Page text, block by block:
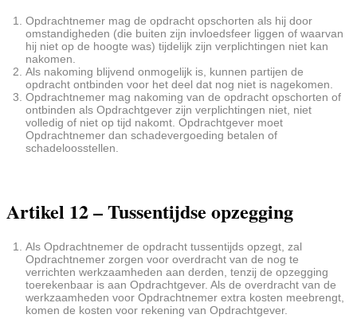
Opdrachtnemer mag de opdracht opschorten als hij door
omstandigheden (die buiten zijn invloedsfeer liggen of waarvan
hij niet op de hoogte was) tijdelijk zijn verplichtingen niet kan
nakomen.
Als nakoming blijvend onmogelijk is, kunnen partijen de
opdracht ontbinden voor het deel dat nog niet is nagekomen.
Opdrachtnemer mag nakoming van de opdracht opschorten of
ontbinden als Opdrachtgever zijn verplichtingen niet, niet
volledig of niet op tijd nakomt. Opdrachtgever moet
Opdrachtnemer dan schadevergoeding betalen of
schadeloosstellen.
Artikel 12 – Tussentijdse opzegging
Als Opdrachtnemer de opdracht tussentijds opzegt, zal
Opdrachtnemer zorgen voor overdracht van de nog te
verrichten werkzaamheden aan derden, tenzij de opzegging
toerekenbaar is aan Opdrachtgever. Als de overdracht van de
werkzaamheden voor Opdrachtnemer extra kosten meebrengt,
komen de kosten voor rekening van Opdrachtgever.